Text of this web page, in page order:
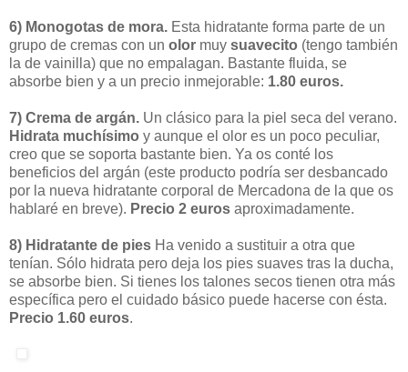
6) Monogotas de mora. Esta hidratante forma parte de un
grupo de cremas con un olor muy suavecito (tengo también
la de vainilla) que no empalagan. Bastante fluida, se
absorbe bien y a un precio inmejorable: 1.80 euros.
7) Crema de argán. Un clásico para la piel seca del verano.
Hidrata muchísimo y aunque el olor es un poco peculiar,
creo que se soporta bastante bien. Ya os conté los
beneficios del argán (este producto podría ser desbancado
por la nueva hidratante corporal de Mercadona de la que os
hablaré en breve). Precio 2 euros aproximadamente.
8) Hidratante de pies Ha venido a sustituir a otra que
tenían. Sólo hidrata pero deja los pies suaves tras la ducha,
se absorbe bien. Si tienes los talones secos tienen otra más
específica pero el cuidado básico puede hacerse con ésta.
Precio 1.60 euros.